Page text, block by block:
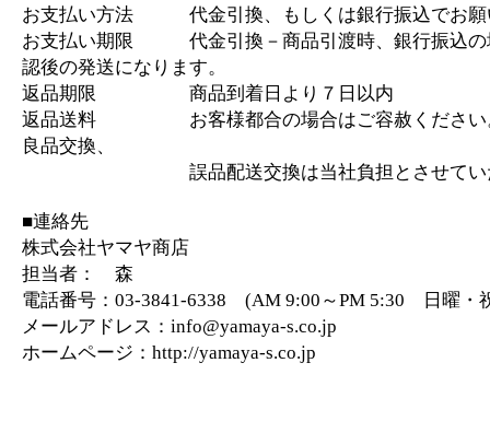
お支払い方法 代金引換、もしくは銀行振込でお願
お支払い期限 代金引換－商品引渡時、銀行振込の
認後の発送になります。
返品期限 商品到着日より７日以内
返品送料 お客様都合の場合はご容赦ください
良品交換、
誤品配送交換は当社負担とさせていた
■連絡先
株式会社ヤマヤ商店
担当者： 森
電話番号：03-3841-6338 (AM 9:00～PM 5:30 日曜・
メールアドレス：info@yamaya-s.co.jp
ホームページ：http://yamaya-s.co.jp